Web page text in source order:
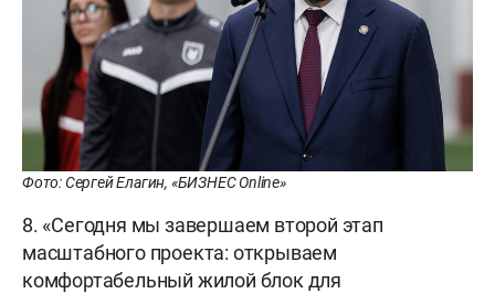
Фото: Сергей Елагин, «БИЗНЕС Online»
8. «Сегодня мы завершаем второй этап
масштабного проекта: открываем
комфортабельный жилой блок для